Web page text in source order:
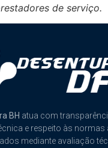
de serviço.
BH atua com
e respeito às normas
mediante avaliação